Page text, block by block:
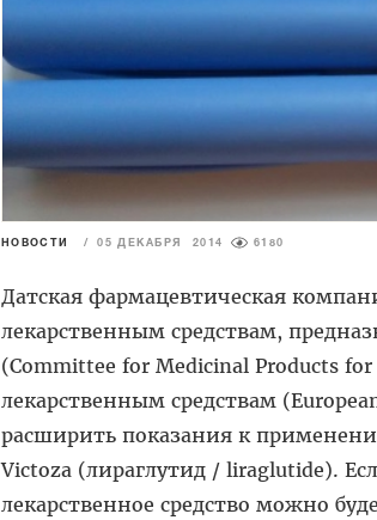
НОВОСТИ / 05 ДЕКАБРЯ 2014 6180
Датская фармацевтическая
лекарственным средствам,
(Committee for Medicinal Products for
лекарственным средствам
расширить показания к
Victoza (лираглутид / liraglutide).
лекарственное средство можно